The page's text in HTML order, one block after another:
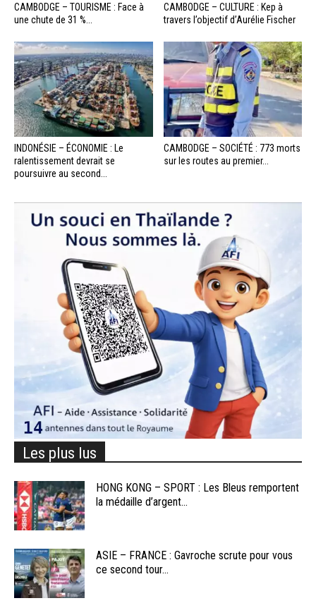
CAMBODGE – TOURISME : Face à
une chute de 31 %...
CAMBODGE – CULTURE : Kep à
travers l’objectif d’Aurélie Fischer
INDONÉSIE – ÉCONOMIE : Le
ralentissement devrait se
poursuivre au second...
CAMBODGE – SOCIÉTÉ : 773 morts
sur les routes au premier...
Les plus lus
HONG KONG – SPORT : Les Bleus remportent
la médaille d’argent...
ASIE – FRANCE : Gavroche scrute pour vous
ce second tour...